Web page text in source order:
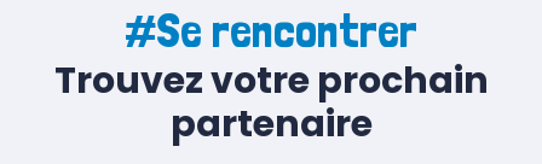
#Se rencontrer
Trouvez votre prochain
partenaire